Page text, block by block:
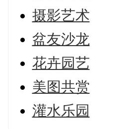
摄影艺术
盆友沙龙
花卉园艺
美图共赏
灌水乐园